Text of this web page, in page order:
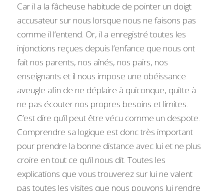
Car il a la fâcheuse habitude de pointer un doigt
accusateur sur nous lorsque nous ne faisons pas
comme il l’entend. Or, il a enregistré toutes les
injonctions reçues depuis l’enfance que nous ont
fait nos parents, nos aînés, nos pairs, nos
enseignants et il nous impose une obéissance
aveugle afin de ne déplaire à quiconque, quitte à
ne pas écouter nos propres besoins et limites.
C’est dire qu’il peut être vécu comme un despote.
Comprendre sa logique est donc très important
pour prendre la bonne distance avec lui et ne plus
croire en tout ce qu’il nous dit. Toutes les
explications que vous trouverez sur lui ne valent
pas toutes les visites que nous pouvons lui rendre